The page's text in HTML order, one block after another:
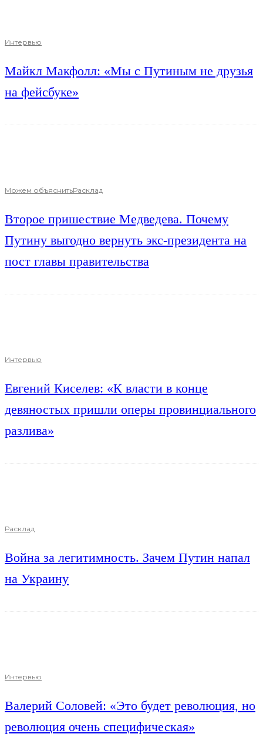
Интервью
Майкл Макфолл: «Мы с Путиным не друзья
на фейсбуке»
Можем объяснитьРасклад
Второе пришествие Медведева. Почему
Путину выгодно вернуть экс-президента на
пост главы правительства
Интервью
Евгений Киселев: «К власти в конце
девяностых пришли оперы провинциального
разлива»
Расклад
Война за легитимность. Зачем Путин напал
на Украину
Интервью
Валерий Соловей: «Это будет революция, но
революция очень специфическая»